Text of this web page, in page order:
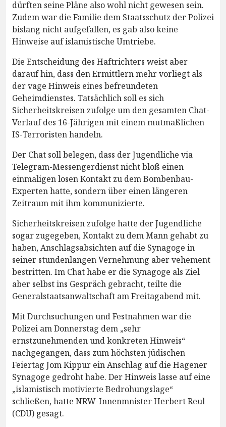
dürften seine Pläne also wohl nicht gewesen sein.
Zudem war die Familie dem Staatsschutz der Polizei
bislang nicht aufgefallen, es gab also keine
Hinweise auf islamistische Umtriebe.
Die Entscheidung des Haftrichters weist aber
darauf hin, dass den Ermittlern mehr vorliegt als
der vage Hinweis eines befreundeten
Geheimdienstes. Tatsächlich soll es sich
Sicherheitskreisen zufolge um den gesamten Chat-
Verlauf des 16-Jährigen mit einem mutmaßlichen
IS-Terroristen handeln.
Der Chat soll belegen, dass der Jugendliche via
Telegram-Messengerdienst nicht bloß einen
einmaligen losen Kontakt zu dem Bombenbau-
Experten hatte, sondern über einen längeren
Zeitraum mit ihm kommunizierte.
Sicherheitskreisen zufolge hatte der Jugendliche
sogar zugegeben, Kontakt zu dem Mann gehabt zu
haben, Anschlagsabsichten auf die Synagoge in
seiner stundenlangen Vernehmung aber vehement
bestritten. Im Chat habe er die Synagoge als Ziel
aber selbst ins Gespräch gebracht, teilte die
Generalstaatsanwaltschaft am Freitagabend mit.
Mit Durchsuchungen und Festnahmen war die
Polizei am Donnerstag dem „sehr
ernstzunehmenden und konkreten Hinweis“
nachgegangen, dass zum höchsten jüdischen
Feiertag Jom Kippur ein Anschlag auf die Hagener
Synagoge gedroht habe. Der Hinweis lasse auf eine
„islamistisch motivierte Bedrohungslage“
schließen, hatte NRW-Innenmnister Herbert Reul
(CDU) gesagt.